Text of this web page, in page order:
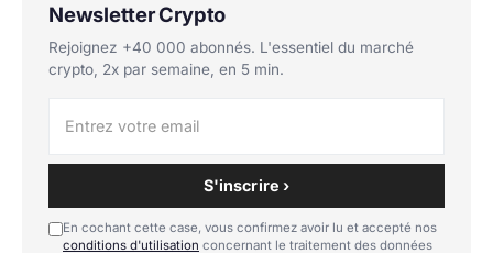
Newsletter Crypto
Rejoignez +40 000 abonnés. L'essentiel du marché
crypto, 2x par semaine, en 5 min.
S'inscrire ›
En cochant cette case, vous confirmez avoir lu et accepté nos
conditions d'utilisation concernant le traitement des données